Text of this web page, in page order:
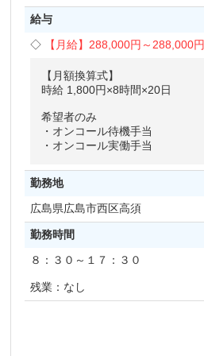
給与
【月給】 288,000円～ 288,000円
【月額換算式】
時給 1,800円×8時間×20日
希望者のみ
・オンコール待機手当
・オンコール実働手当
勤務地
広島県広島市西区高須
勤務時間
８：３０～１７：３０
残業：なし